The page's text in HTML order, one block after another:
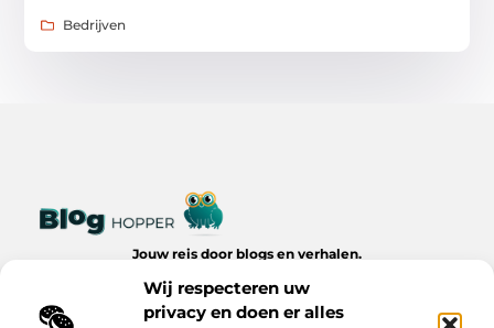
Wij respecteren uw
privacy en doen er alles
Bedrijven
Jouw reis door blogs en verhalen.
dagelijks leven op Bloghopper.nl.